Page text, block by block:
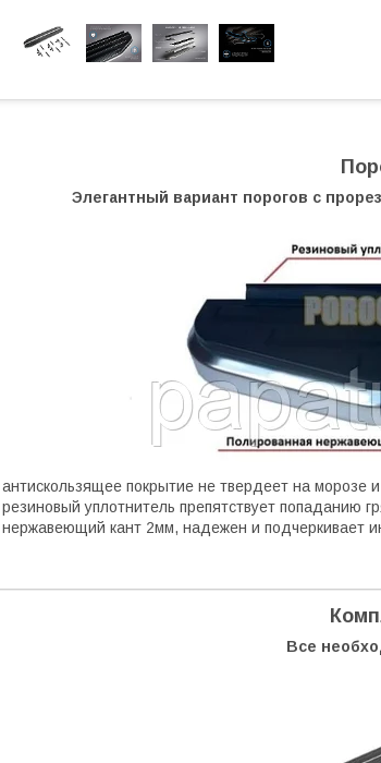
Элегантный вариант порогов с
антискользящее покрытие не твердеет на морозе
резиновый уплотнитель препятствует попаданию
нержавеющий кант 2мм, надежен и подчеркивает
Все